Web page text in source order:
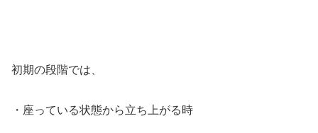
初期の段階では、
・座っている状態から立ち上がる時